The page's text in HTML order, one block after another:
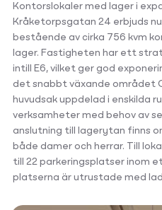
Kontorslokaler med lager i
Kråketorpsgatan 24 erbjuds
bestående av cirka 756 kvm
lager. Fastigheten har ett
intill E6, vilket ger god
det snabbt växande området
huvudsak uppdelad i enskilda
verksamheter med behov av
anslutning till lagerytan finns
både damer och herrar. Till
till 22 parkeringsplatser inom
platserna är utrustade med